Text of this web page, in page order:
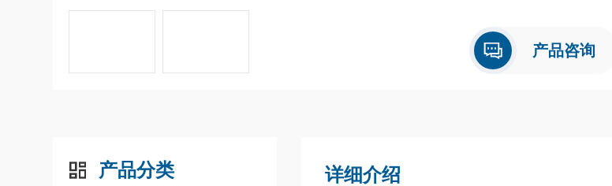
产品咨询
产品分类 详细介绍